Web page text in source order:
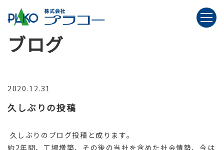
ブログ
2020.12.31
久しぶりの投稿
久しぶりのブログ投稿と成ります。
約2年間、工場増築、その後の当社を含めた社会情勢、今は